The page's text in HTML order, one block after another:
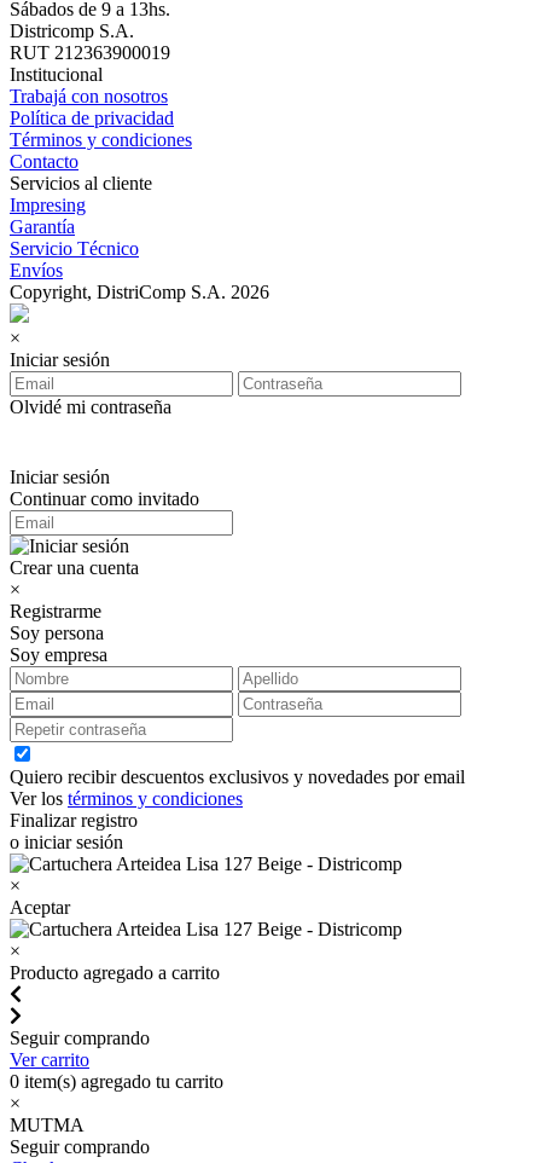
Sábados de 9 a 13hs.
Districomp S.A.
RUT 212363900019
Institucional
Trabajá con nosotros
Política de privacidad
Términos y condiciones
Contacto
Servicios al cliente
Impresing
Garantía
Servicio Técnico
Envíos
Copyright, DistriComp S.A. 2026
×
Iniciar sesión
Olvidé mi contraseña
Iniciar sesión
Continuar como invitado
Crear una cuenta
×
Registrarme
Soy persona
Soy empresa
Quiero recibir descuentos exclusivos y novedades por email
Ver los términos y condiciones
Finalizar registro
o iniciar sesión
×
Aceptar
×
Producto agregado a carrito
Seguir comprando
Ver carrito
0 item(s) agregado tu carrito
×
MUTMA
Seguir comprando